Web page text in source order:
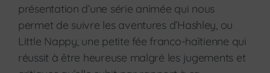
présentation d’une série animée qui nous
permet de suivre les aventures d’Hashley, ou
Little Nappy, une petite fée franco-haïtienne qui
réussit à être heureuse malgré les jugements et